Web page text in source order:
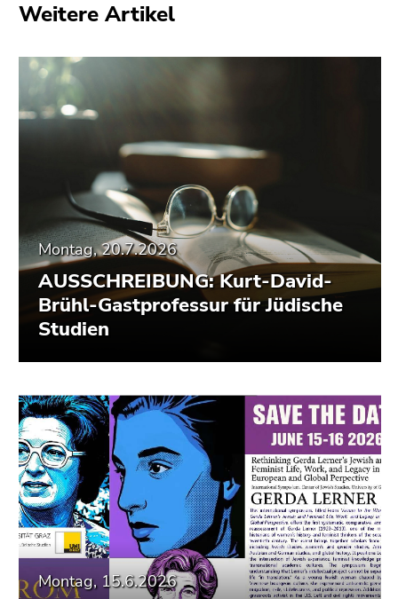
Weitere Artikel
Montag, 20.7.2026
AUSSCHREIBUNG: Kurt-David-
Brühl-Gastprofessur für Jüdische
Studien
Montag, 15.6.2026